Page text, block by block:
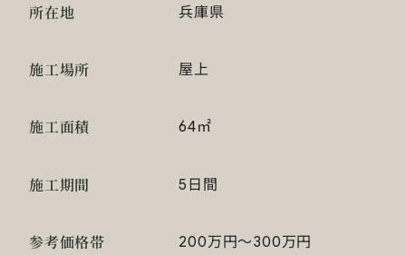
所在地 兵庫県
施工場所 屋上
施工面積 64㎡
施工期間 5日間
参考価格帯 200万円～300万円